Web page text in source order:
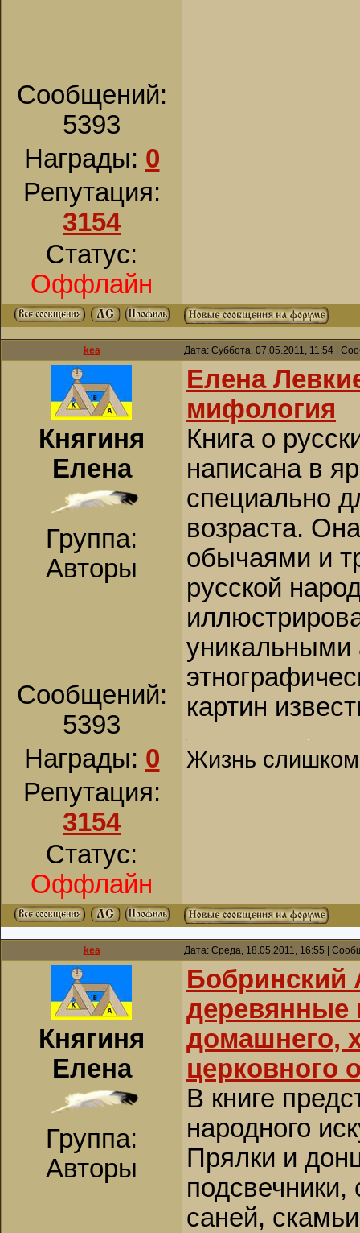
Сообщений:
5393
Награды: 0
Репутация:
3154
Статус:
Оффлайн
kea Дата: Суббота, 07.05.2011, 11:54 |
Княгиня
Елена
Группа:
Авторы
Сообщений:
5393
Награды: 0
Репутация:
3154
Статус:
Оффлайн
Елена
мифология
Книга о
написана в
специально
возраста.
обычаями и
русской
картин
Жизнь слишком
kea Дата: Среда, 18.05.2011, 16:55 |
Княгиня
Елена
Группа:
Авторы
Бобринский
деревянные
домашнего,
церковного
В книге
народного
Прялки и
подсвечники,
саней,